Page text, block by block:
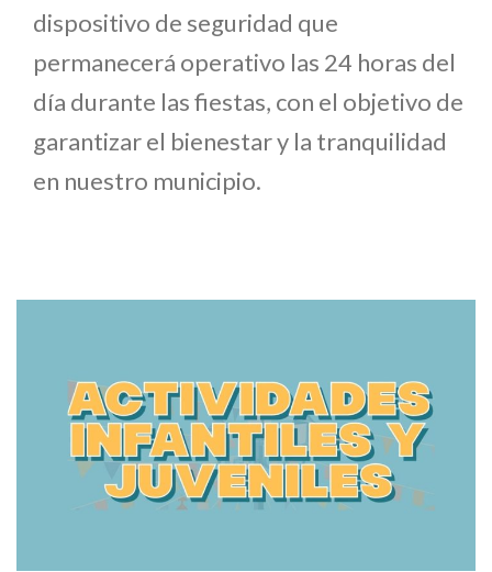
dispositivo de seguridad que
permanecerá operativo las 24 horas del
día durante las fiestas, con el objetivo de
garantizar el bienestar y la tranquilidad
en nuestro municipio.